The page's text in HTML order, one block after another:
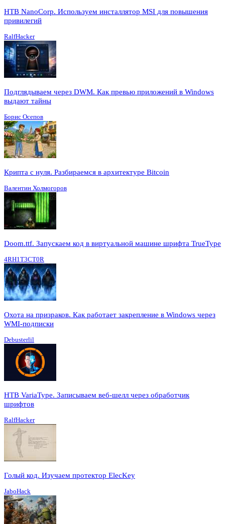
HTB NanoCorp. Используем инсталлятор MSI для повышения
привилегий
RalfHacker
Подглядываем через DWM. Как превью приложений в Windows
выдают тайны
Борис Осепов
Крипта с нуля. Разбираемся в архитектуре Bitcoin
Валентин Холмогоров
Doom.ttf. Запускаем код в виртуальной машине шрифта TrueType
4RH1T3CT0R
Охота на призраков. Как работает закрепление в Windows через
WMI-подписки
Debusterlil
HTB VariaType. Записываем веб-шелл через обработчик
шрифтов
RalfHacker
Голый код. Изучаем протектор ElecKey
JaboHack